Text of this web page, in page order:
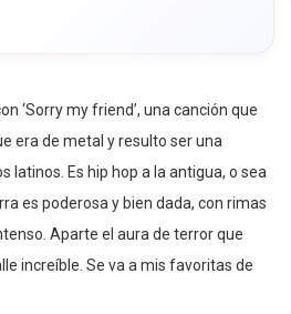
‘Sorry my friend’, una canción que
era de metal y resulto ser una
latinos. Es hip hop a la antigua, o sea
es poderosa y bien dada, con rimas
Aparte el aura de terror que
increíble. Se va a mis favoritas de